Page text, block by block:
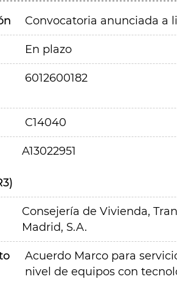
Convocatoria anunciada a
En plazo
6012600182
C14040
A13022951
Consejería de Vivienda,
Madrid, S.A.
Acuerdo Marco para
nivel de equipos con